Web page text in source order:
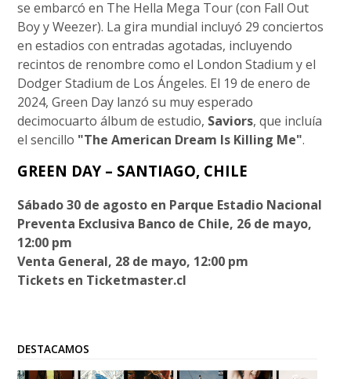
se embarcó en The Hella Mega Tour (con Fall Out
Boy y Weezer). La gira mundial incluyó 29 conciertos
en estadios con entradas agotadas, incluyendo
recintos de renombre como el London Stadium y el
Dodger Stadium de Los Ángeles. El 19 de enero de
2024, Green Day lanzó su muy esperado
decimocuarto álbum de estudio, Saviors, que incluía
el sencillo "The American Dream Is Killing Me".
GREEN DAY – SANTIAGO, CHILE
Sábado 30 de agosto en Parque Estadio Nacional
Preventa Exclusiva Banco de Chile, 26 de mayo,
12:00 pm
Venta General, 28 de mayo, 12:00 pm
Tickets en Ticketmaster.cl
DESTACAMOS